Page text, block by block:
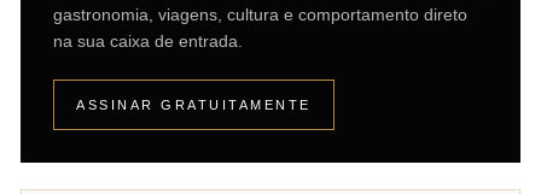
gastronomia, viagens, cultura e comportamento direto
na sua caixa de entrada.
ASSINAR GRATUITAMENTE